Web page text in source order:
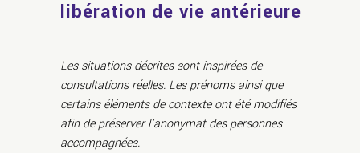
libération de vie antérieure
Les situations décrites sont inspirées de
consultations réelles. Les prénoms ainsi que
certains éléments de contexte ont été modifiés
afin de préserver l’anonymat des personnes
accompagnées.